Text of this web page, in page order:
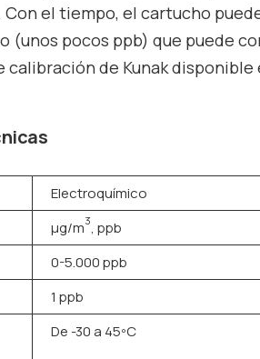
el tiempo, el cartucho
(unos pocos ppb) que puede
de Kunak disponible
Electroquímico
µg/m3, ppb
0-5.000 ppb
1 ppb
De -30 a 45ºC